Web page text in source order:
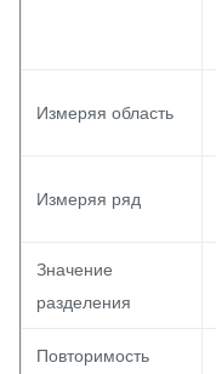
Измеряя область
Измеряя ряд
Значение
разделения
Повторимость